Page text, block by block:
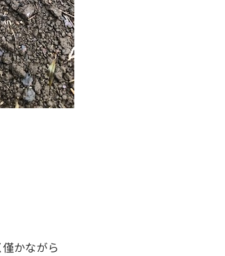
かながら